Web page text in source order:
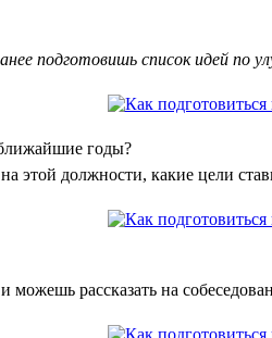
подготовишь список идей по
годы?
этой должности, какие цели
рассказать на